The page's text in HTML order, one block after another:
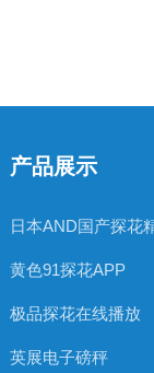
产品展示
日本AND国产探花
黄色91探花APP
极品探花在线播放
英展电子磅秤